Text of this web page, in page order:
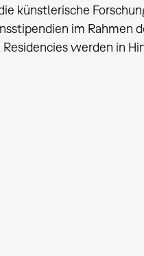
künstlerische
im Rahmen
werden in